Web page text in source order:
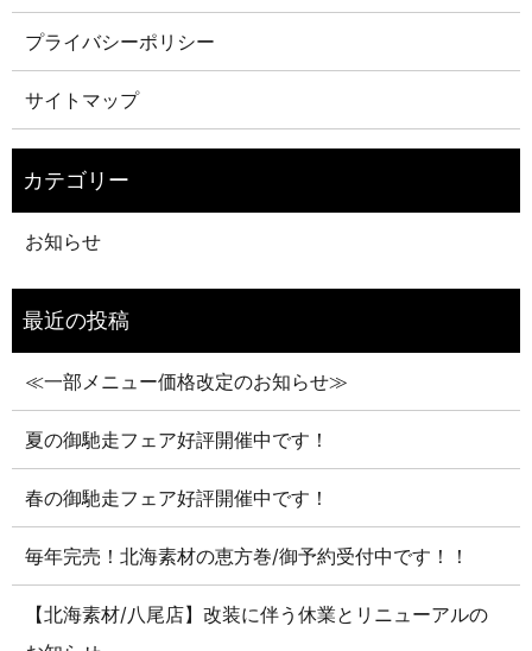
プライバシーポリシー
サイトマップ
お知らせ
≪一部メニュー価格改定のお知らせ≫
夏の御馳走フェア好評開催中です！
春の御馳走フェア好評開催中です！
毎年完売！北海素材の恵方巻/御予約受付中です！！
【北海素材/八尾店】改装に伴う休業とリニューアルの